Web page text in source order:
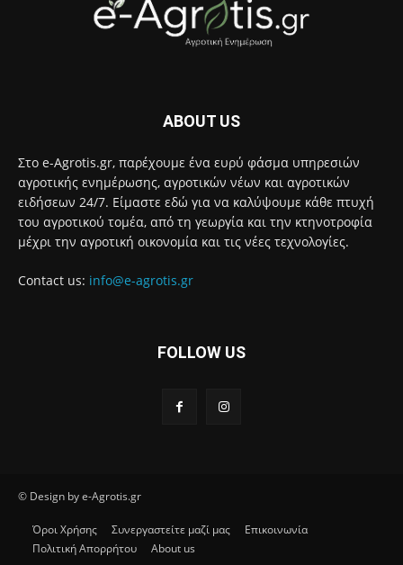
ABOUT US
Στο e-Agrotis.gr, παρέχουμε ένα ευρύ φάσμα υπηρεσιών
αγροτικής ενημέρωσης, αγροτικών νέων και αγροτικών
ειδήσεων 24/7. Είμαστε εδώ για να καλύψουμε κάθε πτυχή
του αγροτικού τομέα, από τη γεωργία και την κτηνοτροφία
μέχρι την αγροτική οικονομία και τις νέες τεχνολογίες.
Contact us: info@e-agrotis.gr
FOLLOW US
© Design by e-Agrotis.gr
Όροι Χρήσης Συνεργαστείτε μαζί μας
Επικοινωνία
Πολιτική Απορρήτου
About us